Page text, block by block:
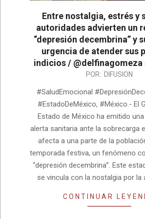
Entre nostalgia, estrés y
autoridades advierten un
“depresión decembrina” y
urgencia de atender sus
indicios / @delfinagomeza
POR: DIFUSION
#SaludEmocional
#EstadoDeMéxico, #México.- El
Estado de México ha emitido
alerta sanitaria ante la sobrecarga
afecta a una parte de la
temporada festiva, un fenómeno
“depresión decembrina”. Este
se vincula con la nostalgia por la
CONTINUAR